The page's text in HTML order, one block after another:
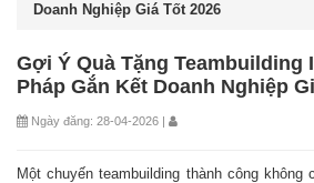
Doanh Nghiệp Giá Tốt 2026
Gợi Ý Quà Tặng Teambuilding
Pháp Gắn Kết Doanh Nghiệp
Ngày đăng: 28-04-2026 |
Một chuyến teambuilding thành công